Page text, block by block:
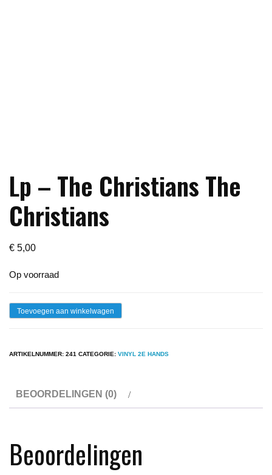
Lp – The Christians The
Christians
€ 5,00
Op voorraad
Lp
Christians
Toevoegen aan winkelwagen
ARTIKELNUMMER: 241 CATEGORIE: VINYL 2E HANDS
BEOORDELINGEN (0)
Beoordelingen